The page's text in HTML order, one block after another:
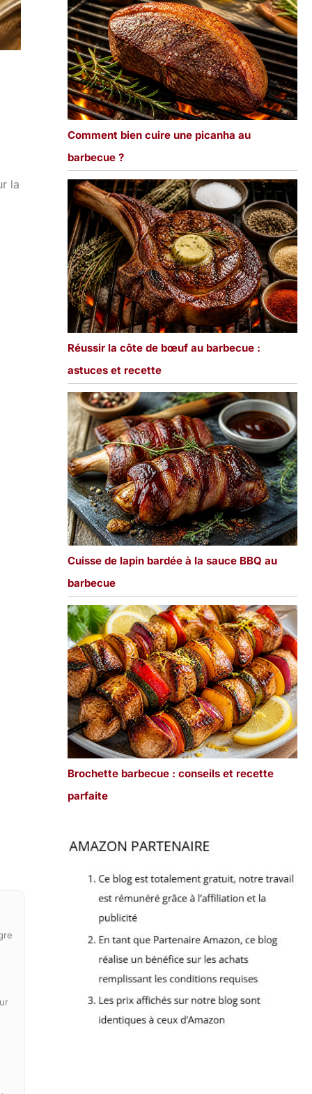
la
Comment bien cuire une picanha au
barbecue ?
Réussir la côte de bœuf au barbecue :
astuces et recette
Cuisse de lapin bardée à la sauce BBQ au
barbecue
Brochette barbecue : conseils et recette
parfaite